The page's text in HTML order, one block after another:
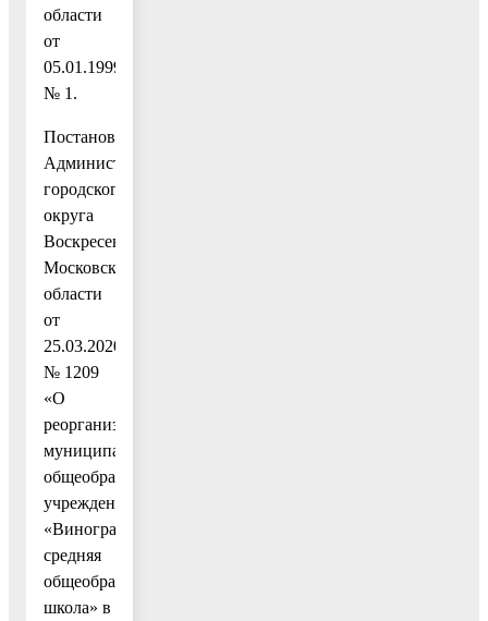
области
от
05.01.1999
№ 1.
Постановлением
Администрации
городского
округа
Воскресенск
Московской
области
от
25.03.2020
№ 1209
«О
реорганизации
муниципального
общеобразовательного
учреждения
«Виноградовская
средняя
общеобразовательная
школа» в